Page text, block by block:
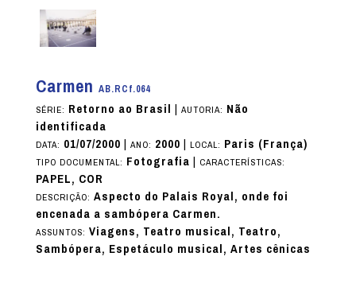
Carmen AB.RCf.064
SÉRIE: Retorno ao Brasil | AUTORIA: Não
identificada
DATA: 01/07/2000| ANO: 2000| LOCAL: Paris (França)
TIPO DOCUMENTAL: Fotografia| CARACTERÍSTICAS:
PAPEL, COR
DESCRIÇÃO: Aspecto do Palais Royal, onde foi
encenada a sambópera Carmen.
ASSUNTOS: Viagens, Teatro musical, Teatro,
Sambópera, Espetáculo musical, Artes cênicas